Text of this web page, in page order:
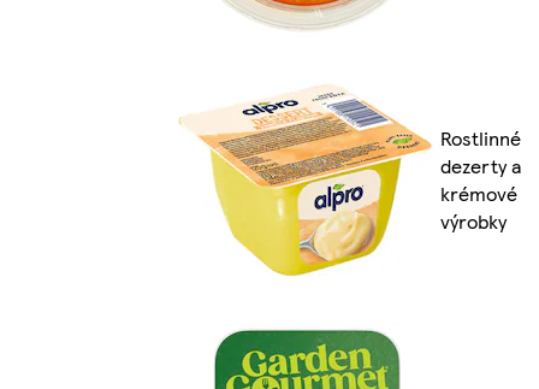
Rostlinné
dezerty a
krémové
výrobky